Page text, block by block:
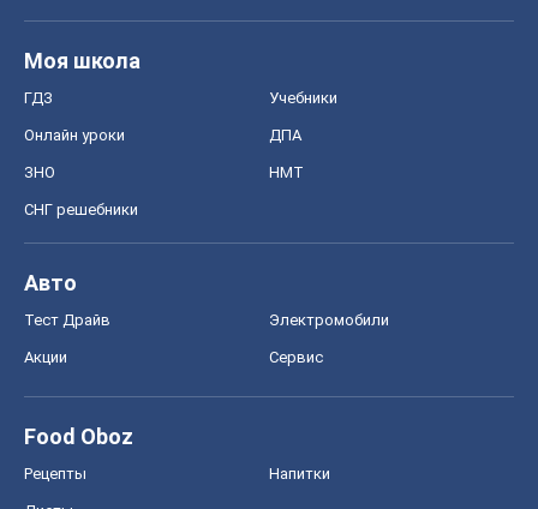
Моя школа
ГДЗ Учебники
Онлайн уроки ДПА
ЗНО НМТ
СНГ решебники
Авто
Тест Драйв Электромобили
Акции Сервис
Food Oboz
Рецепты Напитки